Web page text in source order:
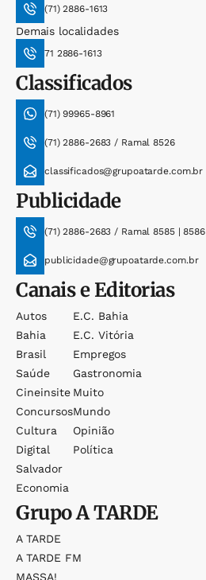
(71) 2886-1613
Demais localidades
71 2886-1613
Classificados
(71) 99965-8961
(71) 2886-2683 / Ramal 8526
classificados@grupoatarde.com.br
Publicidade
(71) 2886-2683 / Ramal 8585 | 8586
publicidade@grupoatarde.com.br
Canais e Editorias
Autos
Bahia
Brasil
Saúde
Cineinsite
Concursos
Cultura
Digital
Salvador
Economia
E.c. Bahia
E.c. Vitória
Empregos
Gastronomia
Muito
Mundo
Opinião
Política
GrupoA TARDE
A TARDE
A TARDE FM
MASSA!